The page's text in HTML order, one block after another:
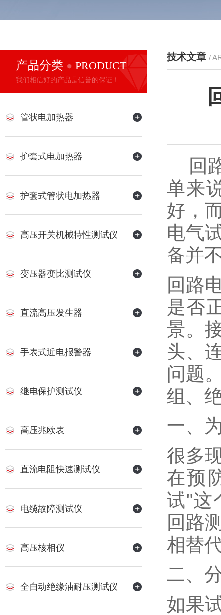
产品分类 PRODUCT
我们相信好的产品是信誉的保证！
管状电加热器
护套式电加热器
护套式管状电加热器
高压开关机械特性测试仪
变压器变比测试仪
直流高压发生器
手表式近电报警器
继电保护测试仪
高压兆欧表
直流电阻快速测试仪
电缆故障测试仪
高压核相仪
全自动绝缘油耐压测试仪
技术文章 /
回路
单来
好，
电气
备并
回路
是否
景。
头、
问题
组、
一、
很多
在预
试"这
回路
相替
二、
如果